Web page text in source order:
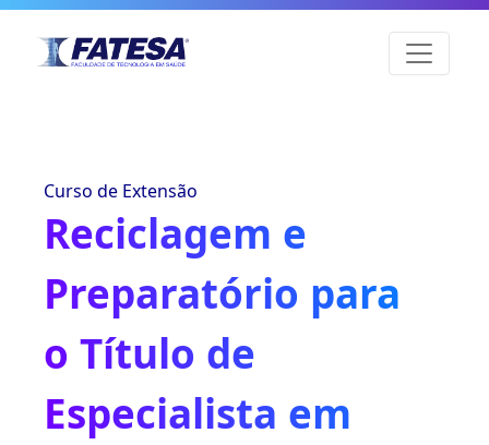
Curso de Extensão
Reciclagem e
Preparatório para
o Título de
Especialista em